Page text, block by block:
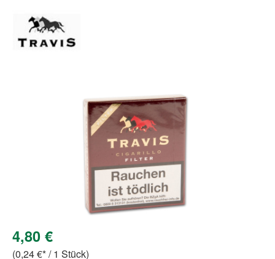
4,80 €
(0,24 €* / 1 Stück)